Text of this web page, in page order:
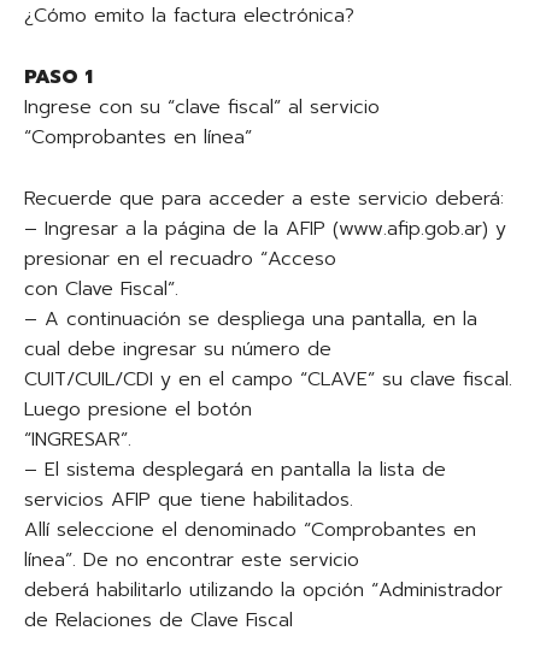
¿Cómo emito la factura electrónica?
PASO 1
Ingrese con su “clave fiscal” al servicio
“Comprobantes en línea”
Recuerde que para acceder a este servicio deberá:
– Ingresar a la página de la AFIP (www.afip.gob.ar) y
presionar en el recuadro “Acceso
con Clave Fiscal”.
– A continuación se despliega una pantalla, en la
cual debe ingresar su número de
CUIT/CUIL/CDI y en el campo “CLAVE” su clave fiscal.
Luego presione el botón
“INGRESAR”.
– El sistema desplegará en pantalla la lista de
servicios AFIP que tiene habilitados.
Allí seleccione el denominado “Comprobantes en
línea”. De no encontrar este servicio
deberá habilitarlo utilizando la opción “Administrador
de Relaciones de Clave Fiscal